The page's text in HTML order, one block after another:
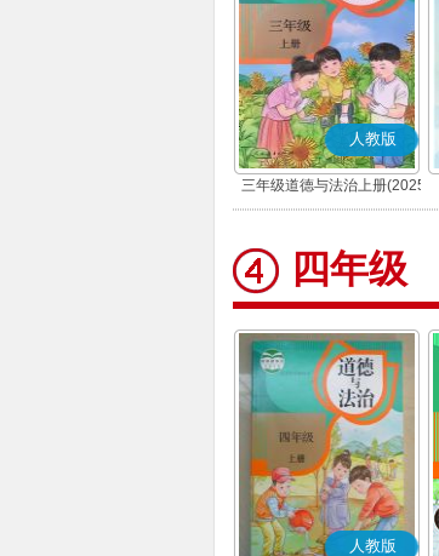
人教版
三年级道德与法治上册(2025
秋版)(部编版)
四年级
人教版